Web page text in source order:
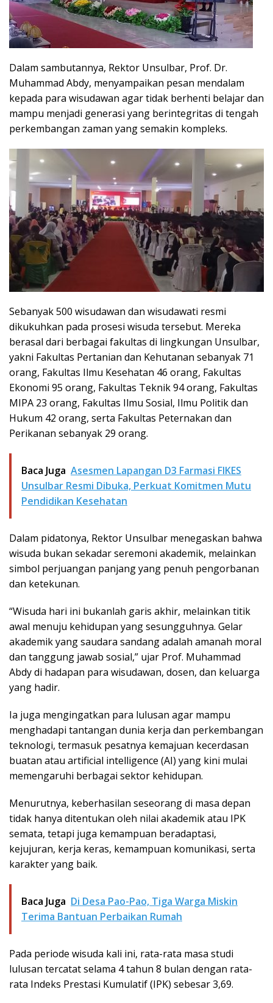
Dalam sambutannya, Rektor Unsulbar, Prof. Dr.
Muhammad Abdy, menyampaikan pesan mendalam
kepada para wisudawan agar tidak berhenti belajar dan
mampu menjadi generasi yang berintegritas di tengah
perkembangan zaman yang semakin kompleks.
Sebanyak 500 wisudawan dan wisudawati resmi
dikukuhkan pada prosesi wisuda tersebut. Mereka
berasal dari berbagai fakultas di lingkungan Unsulbar,
yakni Fakultas Pertanian dan Kehutanan sebanyak 71
orang, Fakultas Ilmu Kesehatan 46 orang, Fakultas
Ekonomi 95 orang, Fakultas Teknik 94 orang, Fakultas
MIPA 23 orang, Fakultas Ilmu Sosial, Ilmu Politik dan
Hukum 42 orang, serta Fakultas Peternakan dan
Perikanan sebanyak 29 orang.
Baca Juga Asesmen Lapangan D3 Farmasi FIKES
Unsulbar Resmi Dibuka, Perkuat Komitmen Mutu
Pendidikan Kesehatan
Dalam pidatonya, Rektor Unsulbar menegaskan bahwa
wisuda bukan sekadar seremoni akademik, melainkan
simbol perjuangan panjang yang penuh pengorbanan
dan ketekunan.
“Wisuda hari ini bukanlah garis akhir, melainkan titik
awal menuju kehidupan yang sesungguhnya. Gelar
akademik yang saudara sandang adalah amanah moral
dan tanggung jawab sosial,” ujar Prof. Muhammad
Abdy di hadapan para wisudawan, dosen, dan keluarga
yang hadir.
Ia juga mengingatkan para lulusan agar mampu
menghadapi tantangan dunia kerja dan perkembangan
teknologi, termasuk pesatnya kemajuan kecerdasan
buatan atau artificial intelligence (AI) yang kini mulai
memengaruhi berbagai sektor kehidupan.
Menurutnya, keberhasilan seseorang di masa depan
tidak hanya ditentukan oleh nilai akademik atau IPK
semata, tetapi juga kemampuan beradaptasi,
kejujuran, kerja keras, kemampuan komunikasi, serta
karakter yang baik.
Baca Juga Di Desa Pao-Pao, Tiga Warga Miskin
Terima Bantuan Perbaikan Rumah
Pada periode wisuda kali ini, rata-rata masa studi
lulusan tercatat selama 4 tahun 8 bulan dengan rata-
rata Indeks Prestasi Kumulatif (IPK) sebesar 3,69.